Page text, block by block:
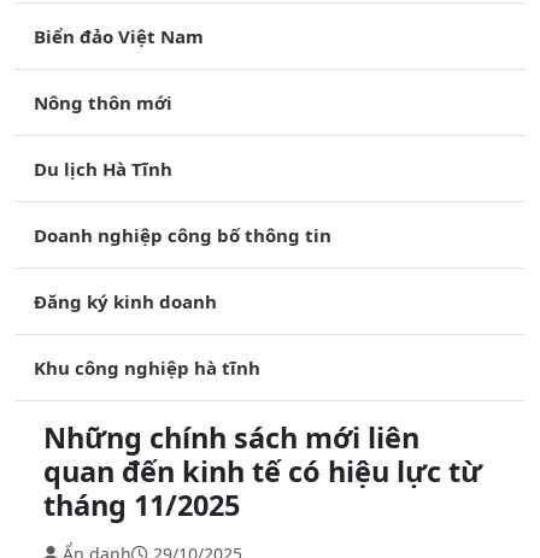
Biển đảo Việt Nam
Nông thôn mới
Du lịch Hà Tĩnh
Doanh nghiệp công bố thông tin
Đăng ký kinh doanh
Khu công nghiệp hà tĩnh
Những chính sách mới liên
quan đến kinh tế có hiệu lực từ
tháng 11/2025